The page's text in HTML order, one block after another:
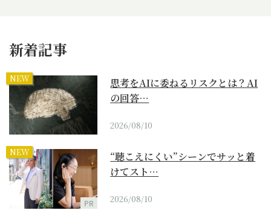
新着記事
NEW
思考をAIに委ねるリスクとは？AI
の回答…
2026/08/10
NEW
PR
“聴こえにくい”シーンでサッと着
けてスト…
2026/08/10